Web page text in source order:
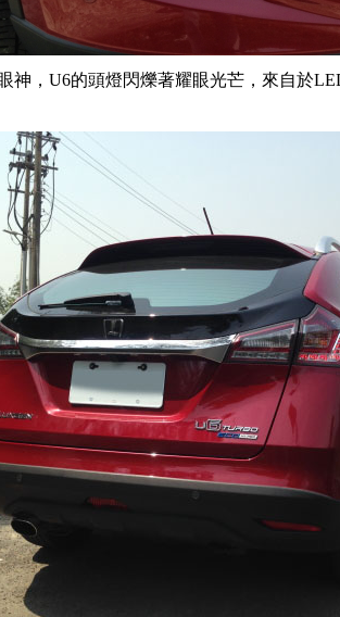
神，U6的頭燈閃爍著耀眼光芒，來自於